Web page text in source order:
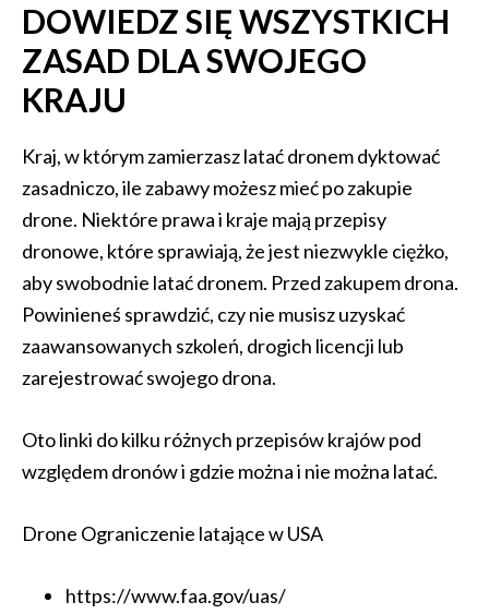
DOWIEDZ SIĘ WSZYSTKICH
ZASAD DLA SWOJEGO
KRAJU
Kraj, w którym zamierzasz latać dronem dyktować
zasadniczo, ile zabawy możesz mieć po zakupie
drone. Niektóre prawa i kraje mają przepisy
dronowe, które sprawiają, że jest niezwykle ciężko,
aby swobodnie latać dronem. Przed zakupem drona.
Powinieneś sprawdzić, czy nie musisz uzyskać
zaawansowanych szkoleń, drogich licencji lub
zarejestrować swojego drona.
Oto linki do kilku różnych przepisów krajów pod
względem dronów i gdzie można i nie można latać.
Drone Ograniczenie latające w USA
https://www.faa.gov/uas/